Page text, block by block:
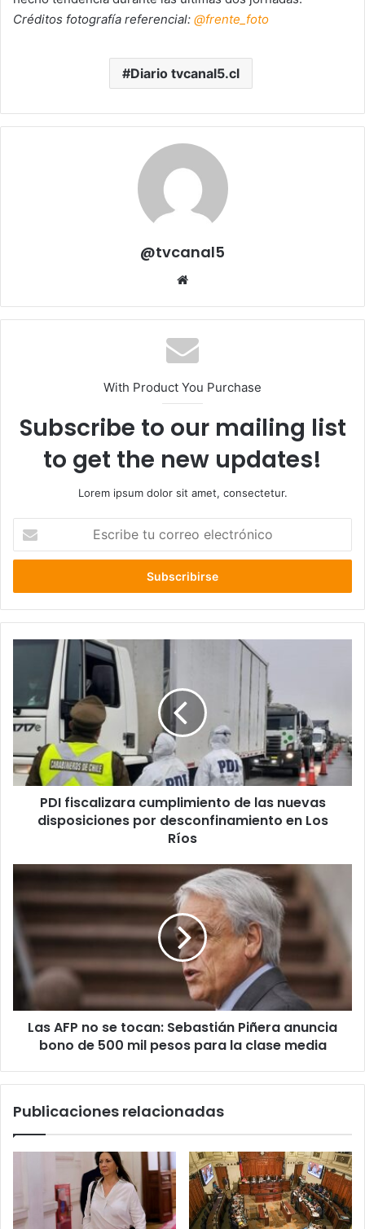
Créditos fotografía referencial: @frente_foto
Diario tvcanal5.cl
@tvcanal5
With Product You Purchase
Subscribe to our mailing list
to get the new updates!
Lorem ipsum dolor sit amet, consectetur.
correo
fiscalizara
cumplimiento
las
nuevas
disposiciones
por
desconfinamiento
PDI fiscalizara cumplimiento de las nuevas
disposiciones por desconfinamiento en Los
Ríos
Las
no
se
tocan:
Sebastián
Piñera
anuncia
bono
la
Las AFP no se tocan: Sebastián Piñera anuncia
bono de 500 mil pesos para la clase media
Publicaciones relacionadas